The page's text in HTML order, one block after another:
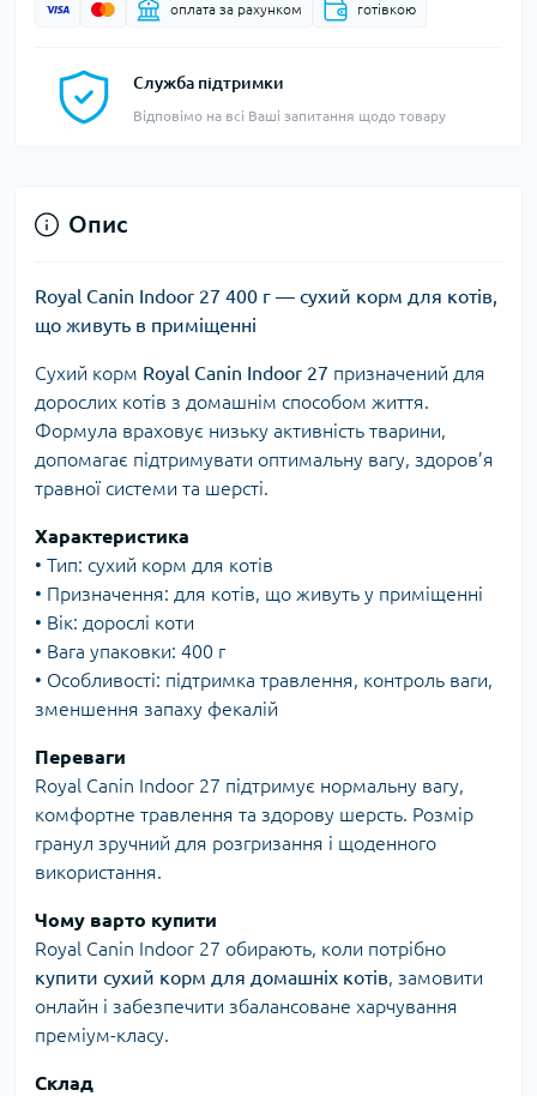
оплата за рахунком готівкою
Служба підтримки
Відповімо на всі Ваші запитання щодо товару
Опис
Royal Canin Indoor 27 400 г — сухий корм для котів,
що живуть в приміщенні
Сухий корм Royal Canin Indoor 27 призначений для
дорослих котів з домашнім способом життя.
Формула враховує низьку активність тварини,
допомагає підтримувати оптимальну вагу, здоров’я
травної системи та шерсті.
Характеристика
• Тип: сухий корм для котів
• Призначення: для котів, що живуть у приміщенні
• Вік: дорослі коти
• Вага упаковки: 400 г
• Особливості: підтримка травлення, контроль ваги,
зменшення запаху фекалій
Переваги
Royal Canin Indoor 27 підтримує нормальну вагу,
комфортне травлення та здорову шерсть. Розмір
гранул зручний для розгризання і щоденного
використання.
Чому варто купити
Royal Canin Indoor 27 обирають, коли потрібно
купити сухий корм для домашніх котів, замовити
онлайн і забезпечити збалансоване харчування
преміум-класу.
Склад